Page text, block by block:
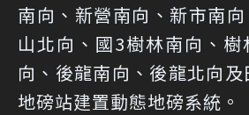
南向、新營南向、新市南
山北向、國3樹林南向、
向、後龍南向、後龍北向
地磅站建置動態地磅系統。